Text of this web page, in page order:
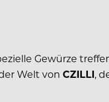
Gewürze
Welt von CZILLI,